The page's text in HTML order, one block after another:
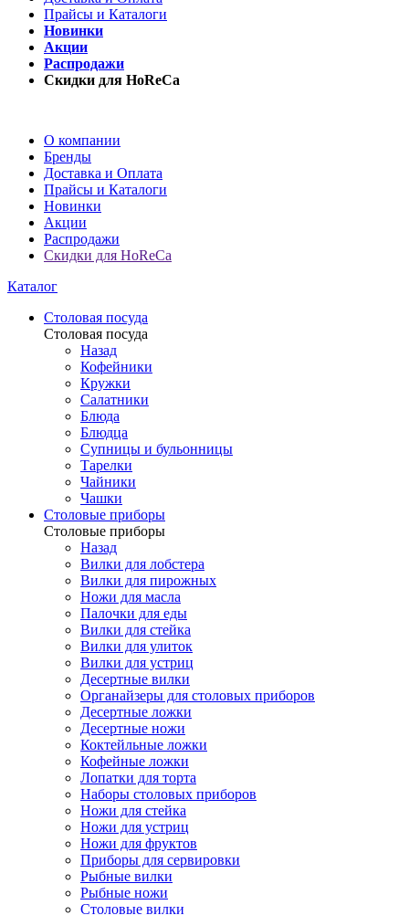
Прайсы и Каталоги
Новинки
Акции
Распродажи
Скидки для HoReCa
О компании
Бренды
Доставка и Оплата
Прайсы и Каталоги
Новинки
Акции
Распродажи
Скидки для HoReCa
Каталог
Столовая посуда
Столовая посуда
Назад
Кофейники
Кружки
Салатники
Блюда
Блюдца
Супницы и бульонницы
Тарелки
Чайники
Чашки
Cтоловые приборы
Cтоловые приборы
Назад
Вилки для лобстера
Вилки для пирожных
Ножи для масла
Палочки для еды
Вилки для стейка
Вилки для улиток
Вилки для устриц
Десертные вилки
Органайзеры для столовых приборов
Десертные ложки
Десертные ножи
Коктейльные ложки
Кофейные ложки
Лопатки для торта
Наборы столовых приборов
Ножи для стейка
Ножи для устриц
Ножи для фруктов
Приборы для сервировки
Рыбные вилки
Рыбные ножи
Столовые вилки